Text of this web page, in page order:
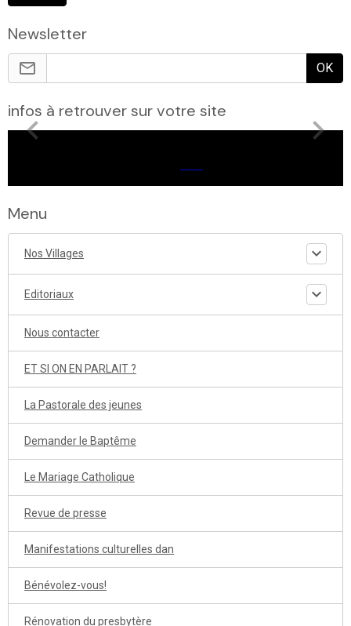
Newsletter
OK
infos à retrouver sur votre site
Menu
Nos Villages
Editoriaux
Nous contacter
ET SI ON EN PARLAIT ?
La Pastorale des jeunes
Demander le Baptême
Le Mariage Catholique
Revue de presse
Manifestations culturelles dan
Bénévolez-vous!
Rénovation du presbytère